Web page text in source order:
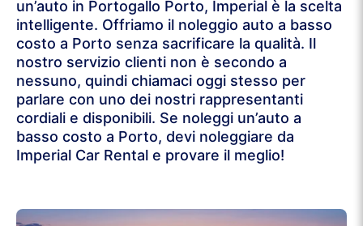
un’auto in Portogallo Porto, Imperial è la scelta
intelligente. Offriamo il noleggio auto a basso
costo a Porto senza sacrificare la qualità. Il
nostro servizio clienti non è secondo a
nessuno, quindi chiamaci oggi stesso per
parlare con uno dei nostri rappresentanti
cordiali e disponibili. Se noleggi un’auto a
basso costo a Porto, devi noleggiare da
Imperial Car Rental e provare il meglio!